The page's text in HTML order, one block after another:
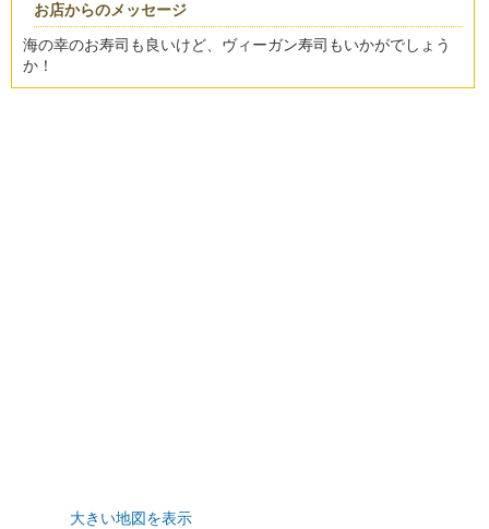
お店からのメッセージ
海の幸のお寿司も良いけど、ヴィーガン寿司もいかがでしょう
か！
大きい地図を表示